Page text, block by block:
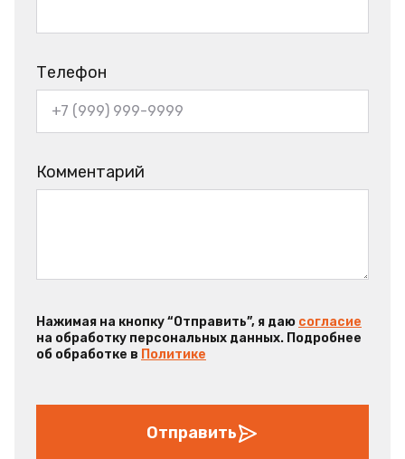
Телефон
Комментарий
Нажимая на кнопку “Отправить”, я даю согласие
на обработку персональных данных. Подробнее
об обработке в Политике
Отправить